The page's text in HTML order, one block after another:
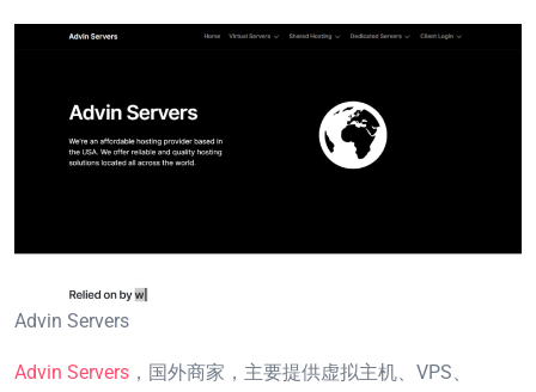
Advin Servers
Advin Servers ，国外商家，主要提供虚拟主机、VPS、